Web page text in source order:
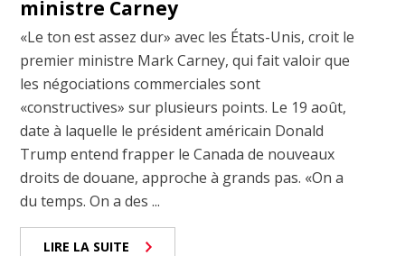
ministre Carney
«Le ton est assez dur» avec les États-Unis, croit le
premier ministre Mark Carney, qui fait valoir que
les négociations commerciales sont
«constructives» sur plusieurs points. Le 19 août,
date à laquelle le président américain Donald
Trump entend frapper le Canada de nouveaux
droits de douane, approche à grands pas. «On a
du temps. On a des ...
LIRE LA SUITE